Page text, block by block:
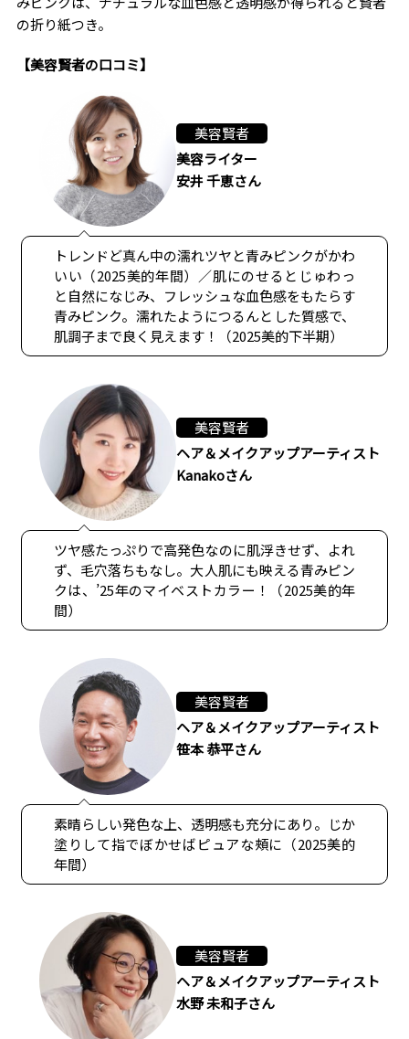
の折り紙つき。
【美容賢者の口コミ】
美容賢者
美容ライター
安井 千恵さん
トレンドど真ん中の濡れツヤと青みピンクがかわ
いい（2025美的年間）／肌にのせるとじゅわっ
と自然になじみ、フレッシュな血色感をもたらす
青みピンク。濡れたようにつるんとした質感で、
肌調子まで良く見えます！（2025美的下半期）
美容賢者
ヘア＆メイクアップアーティスト
Kanakoさん
ツヤ感たっぷりで高発色なのに肌浮きせず、よれ
ず、毛穴落ちもなし。大人肌にも映える青みピン
クは、’25年のマイベストカラー！（2025美的年
間）
美容賢者
ヘア＆メイクアップアーティスト
笹本 恭平さん
素晴らしい発色な上、透明感も充分にあり。じか
塗りして指でぼかせばピュアな頰に（2025美的
年間）
美容賢者
ヘア＆メイクアップアーティスト
水野 未和子さん